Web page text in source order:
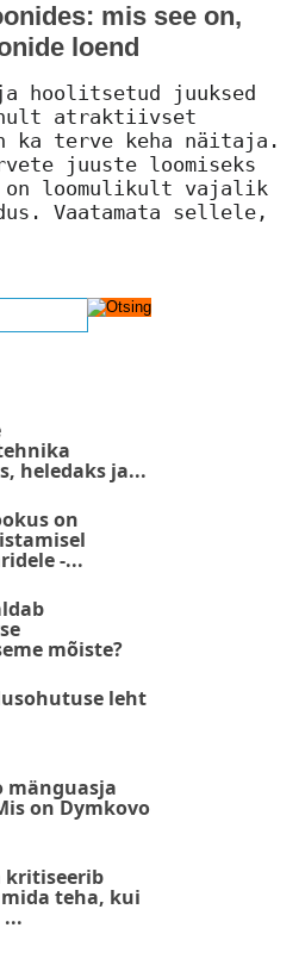
mis see on,
loend
hoolitsetud juuksed
atraktiivset
ka terve keha näitaja.
juuste loomiseks
loomulikult vajalik
Vaatamata sellele,
heledaks ja...
on
-...
mõiste?
leht
mänguasja
on Dymkovo
kritiseerib
teha, kui